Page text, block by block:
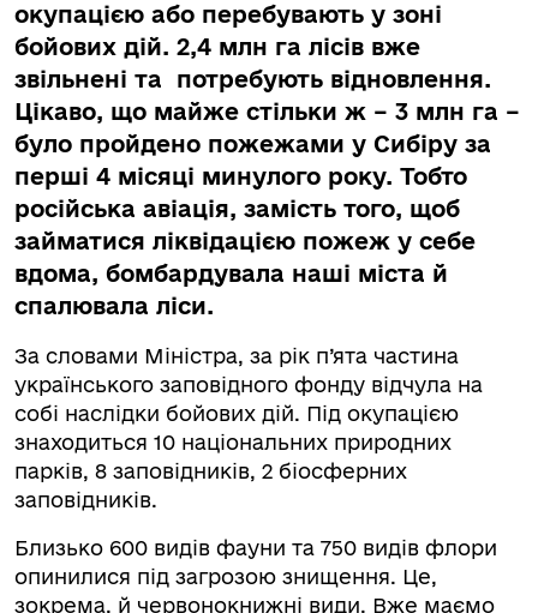
окупацією або перебувають у зоні
бойових дій. 2,4 млн га лісів вже
звільнені та потребують відновлення.
Цікаво, що майже стільки ж – 3 млн га –
було пройдено пожежами у Сибіру за
перші 4 місяці минулого року. Тобто
російська авіація, замість того, щоб
займатися ліквідацією пожеж у себе
вдома, бомбардувала наші міста й
спалювала ліси.
За словами Міністра, за рік п’ята частина
українського заповідного фонду відчула на
собі наслідки бойових дій. Під окупацією
знаходиться 10 національних природних
парків, 8 заповідників, 2 біосферних
заповідників.
Близько 600 видів фауни та 750 видів флори
опинилися під загрозою знищення. Це,
зокрема, й червонокнижні види. Вже маємо